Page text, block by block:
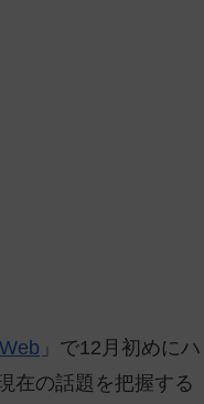
」で12月初めにハ
在の話題を把握する